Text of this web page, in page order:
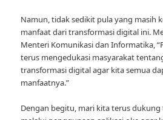
Namun, tidak sedikit pula yang masih
manfaat dari transformasi digital ini.
Menteri Komunikasi dan Informatika,
terus mengedukasi masyarakat
transformasi digital agar kita semua
manfaatnya.”
Dengan begitu, mari kita terus